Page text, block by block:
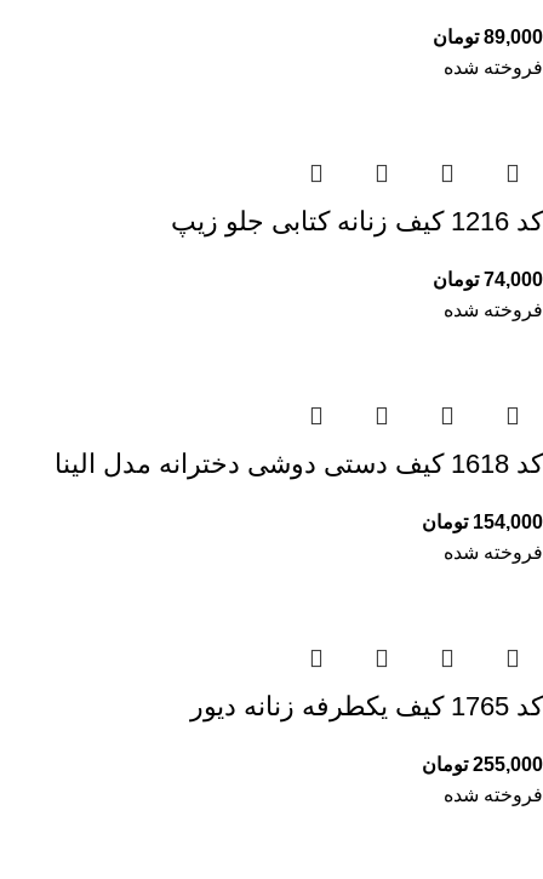
89,000 تومان
فروخته شده
کد 1216 کیف زنانه کتابی جلو زیپ
74,000 تومان
فروخته شده
کد 1618 کیف دستی دوشی دخترانه مدل الینا
154,000 تومان
فروخته شده
کد 1765 کیف یکطرفه زنانه دیور
255,000 تومان
فروخته شده